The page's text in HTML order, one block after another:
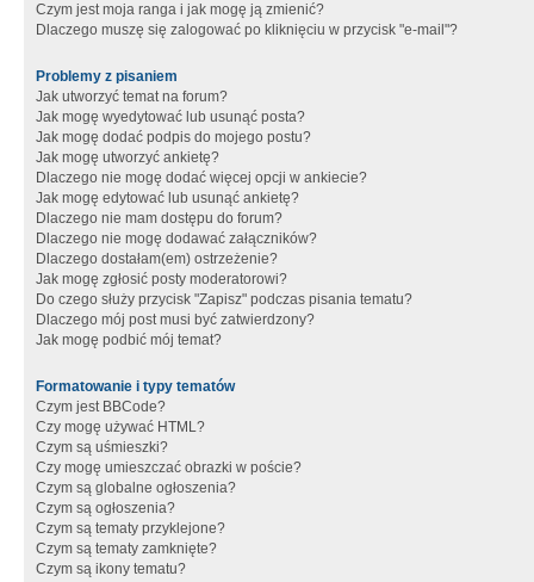
Czym jest moja ranga i jak mogę ją zmienić?
Dlaczego muszę się zalogować po kliknięciu w przycisk "e-mail"?
Problemy z pisaniem
Jak utworzyć temat na forum?
Jak mogę wyedytować lub usunąć posta?
Jak mogę dodać podpis do mojego postu?
Jak mogę utworzyć ankietę?
Dlaczego nie mogę dodać więcej opcji w ankiecie?
Jak mogę edytować lub usunąć ankietę?
Dlaczego nie mam dostępu do forum?
Dlaczego nie mogę dodawać załączników?
Dlaczego dostałam(em) ostrzeżenie?
Jak mogę zgłosić posty moderatorowi?
Do czego służy przycisk "Zapisz" podczas pisania tematu?
Dlaczego mój post musi być zatwierdzony?
Jak mogę podbić mój temat?
Formatowanie i typy tematów
Czym jest BBCode?
Czy mogę używać HTML?
Czym są uśmieszki?
Czy mogę umieszczać obrazki w poście?
Czym są globalne ogłoszenia?
Czym są ogłoszenia?
Czym są tematy przyklejone?
Czym są tematy zamknięte?
Czym są ikony tematu?